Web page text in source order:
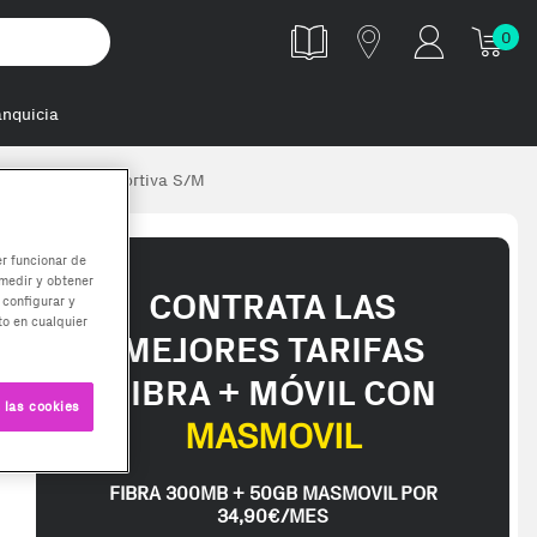
0
y correa deportiva S/M
CONTRATA LAS
MEJORES TARIFAS
FIBRA + MÓVIL CON
MASMOVIL
FIBRA 300MB + 50GB MASMOVIL POR
34,90€/MES
funcionar de
y obtener
y
en cualquier
cookies